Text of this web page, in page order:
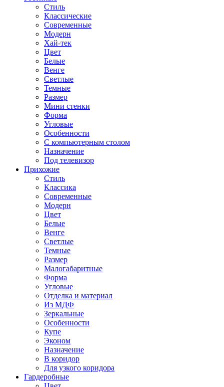
Стиль
Классические
Современные
Модерн
Хай-тек
Цвет
Белые
Венге
Светлые
Темные
Размер
Мини стенки
Форма
Угловые
Особенности
С компьютерным столом
Назначение
Под телевизор
Прихожие
Стиль
Классика
Современные
Модерн
Цвет
Белые
Венге
Светлые
Темные
Размер
Малогабаритные
Форма
Угловые
Отделка и материал
Из МДФ
Зеркальные
Особенности
Купе
Эконом
Назначение
В коридор
Для узкого коридора
Гардеробные